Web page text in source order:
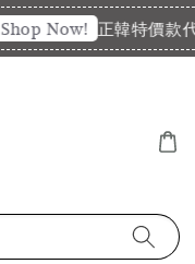
Shop Now! 正韓特價款